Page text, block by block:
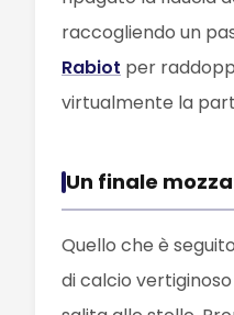
raccogliendo un
Rabiot per
virtualmente la
Un finale
Quello che è
di calcio vertiginoso